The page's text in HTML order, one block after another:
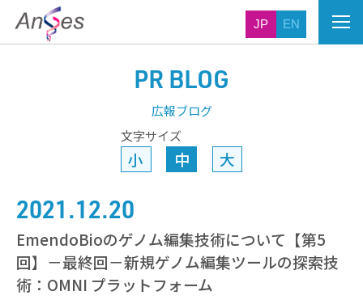
JP EN
PR BLOG
広報ブログ
文字サイズ
小 中 大
2021.12.20
EmendoBioのゲノム編集技術について【第5
回】－最終回－新規ゲノム編集ツールの探索技
術：OMNI プラットフォーム